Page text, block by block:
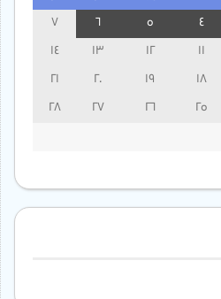
13
14
18
19
20
21
25
26
27
28